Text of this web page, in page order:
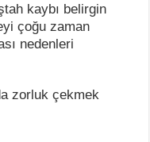
kaybı belirgin
çoğu zaman
nedenleri
zorluk çekmek